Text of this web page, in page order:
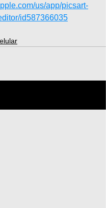
us/app/picsart-
id587366035